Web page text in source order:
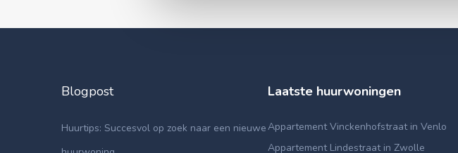
Blogpost
Huurtips: Succesvol op zoek naar een nieuwe
Laatste huurwoningen
Appartement Vinckenhofstraat in Venlo
Appartement Lindestraat in Zwolle